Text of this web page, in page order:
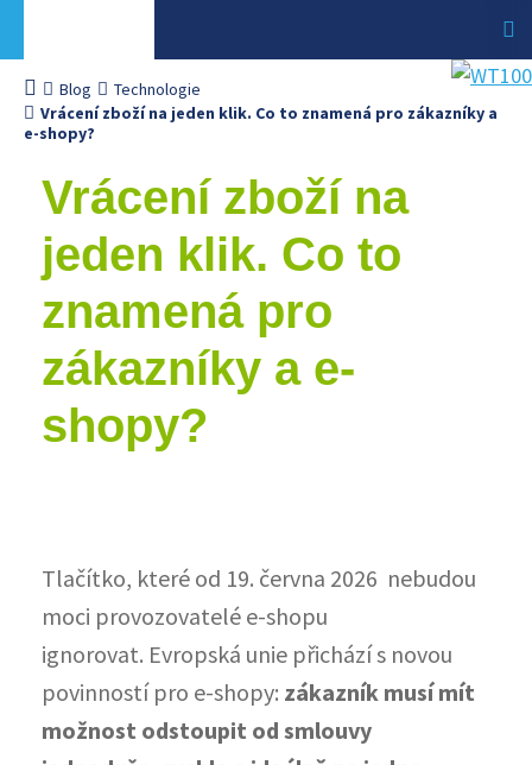
Blog
Technologie
Vrácení zboží na jeden klik. Co to znamená pro zákazníky a
e-shopy?
Vrácení zboží na
jeden klik. Co to
znamená pro
zákazníky a e-
shopy?
Tlačítko, které od 19. června 2026 nebudou
moci provozovatelé e-shopu
ignorovat. Evropská unie přichází s novou
povinností pro e-shopy: zákazník musí mít
možnost odstoupit od smlouvy